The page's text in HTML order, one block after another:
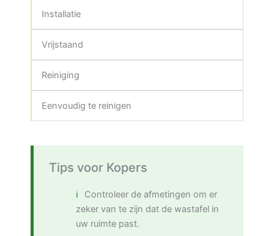
Installatie
Vrijstaand
Reiniging
Eenvoudig te reinigen
Tips voor Kopers
Controleer de afmetingen om er
zeker van te zijn dat de wastafel in
uw ruimte past.